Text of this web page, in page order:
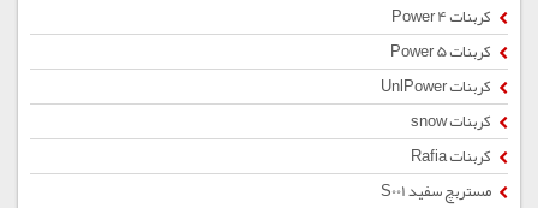
کربنات Power 4
کربنات Power 5
کربنات UnlPower
کربنات snow
کربنات Rafia
مستربچ سفید S001